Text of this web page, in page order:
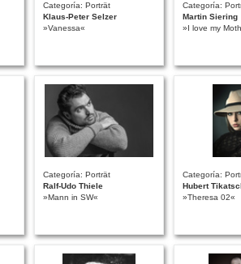
Categoría: Porträt
Klaus-Peter Selzer
»Vanessa«
Categoría:
Martin Siering
»I love my
Categoría: Porträt
Ralf-Udo Thiele
»Mann in SW«
Categoría:
Hubert
»Theresa 02«